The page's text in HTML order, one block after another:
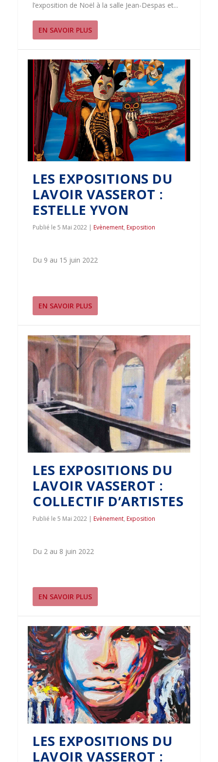
l’exposition de Noël à la salle Jean-Despas et...
EN SAVOIR PLUS
LES EXPOSITIONS DU
LAVOIR VASSEROT :
ESTELLE YVON
5 Mai 2022 |Evènement,Exposition
Du 9 au 15 juin 2022
EN SAVOIR PLUS
LES EXPOSITIONS DU
LAVOIR VASSEROT :
COLLECTIF D’ARTISTES
5 Mai 2022 |Evènement,Exposition
Du 2 au 8 juin 2022
EN SAVOIR PLUS
LES EXPOSITIONS DU
LAVOIR VASSEROT :